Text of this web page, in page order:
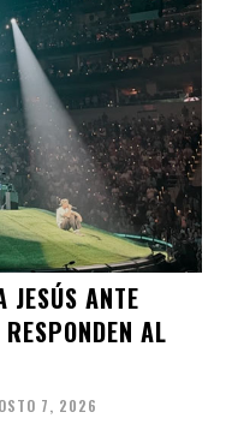
JESÚS ANTE
AL
7, 2026